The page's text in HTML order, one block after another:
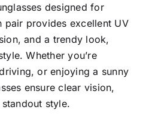
designed for
pair provides excellent UV
and a trendy look,
Whether you’re
or enjoying a sunny
ensure clear vision,
style.